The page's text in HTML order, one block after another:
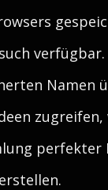
Namen
zugreifen,
perfekter